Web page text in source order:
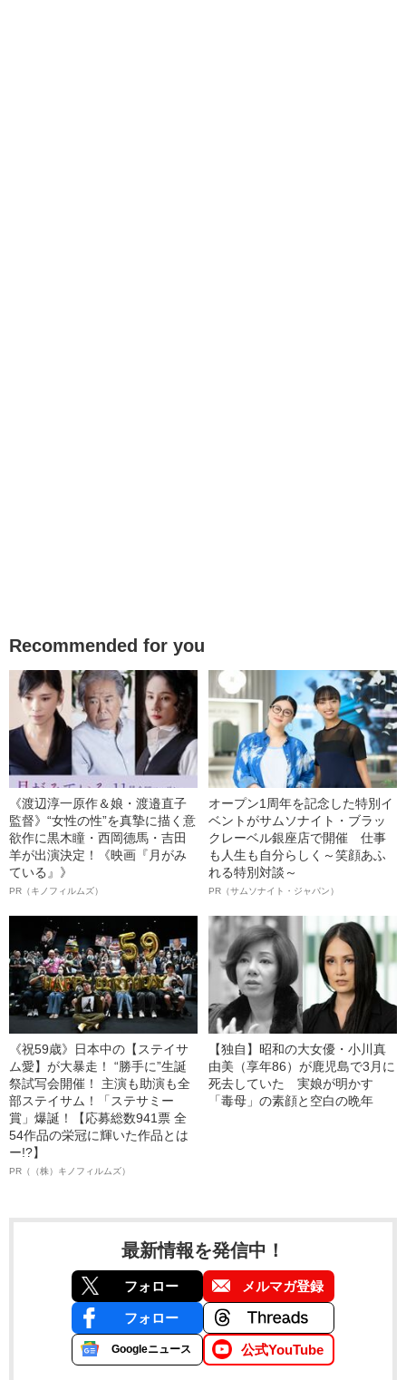
Recommended for you
《渡辺淳一原作＆娘・渡邉直子
監督》“女性の性”を真摯に描く意
欲作に黒木瞳・西岡德馬・吉田
羊が出演決定！《映画『月がみ
ている』》
PR（キノフィルムズ）
オープン1周年を記念した特別イ
ベントがサムソナイト・ブラッ
クレーベル銀座店で開催 仕事
も人生も自分らしく～笑顔あふ
れる特別対談～
PR（サムソナイト・ジャパン）
《祝59歳》日本中の【ステイサ
ム愛】が大暴走！ “勝手に”生誕
祭試写会開催！ 主演も助演も全
部ステイサム！「ステサミー
賞」爆誕！【応募総数941票 全
54作品の栄冠に輝いた作品とは
ー!?】
PR（（株）キノフィルムズ）
【独自】昭和の大女優・小川真
由美（享年86）が鹿児島で3月に
死去していた 実娘が明かす
「毒母」の素顔と空白の晩年
最新情報を発信中！
フォロー メルマガ登録
フォロー
Googleニュース 公式YouTube